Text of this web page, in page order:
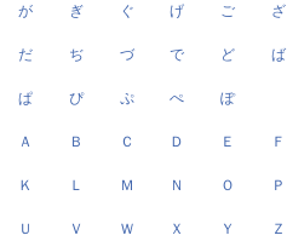
が ぎ ぐ げ ご ざ
だ ぢ づ で ど ば
ぱ ぴ ぷ ぺ ぽ
Ａ Ｂ Ｃ Ｄ Ｅ Ｆ
Ｋ Ｌ Ｍ Ｎ Ｏ Ｐ
Ｕ Ｖ Ｗ Ｘ Ｙ Ｚ